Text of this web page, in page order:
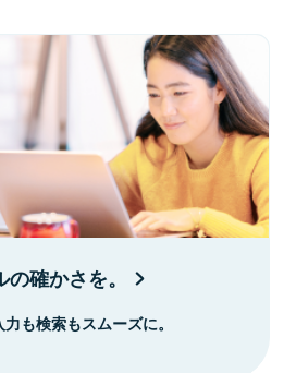
確かさを。
も検索もスムーズに。